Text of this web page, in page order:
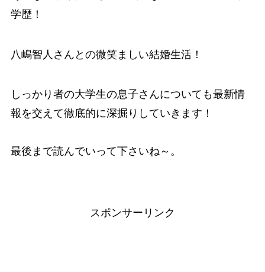
学歴！
八嶋智人さんとの微笑ましい結婚生活！
しっかり者の大学生の息子さんについても最新情
報を交えて徹底的に深掘りしていきます！
最後まで読んでいって下さいね～。
スポンサーリンク